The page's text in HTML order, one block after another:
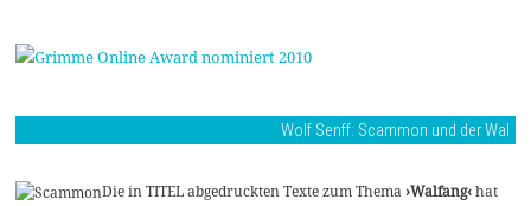
Wolf Senff: Scammon und der Wal
Die in TITEL abgedruckten Texte zum Thema›Walfang‹hat